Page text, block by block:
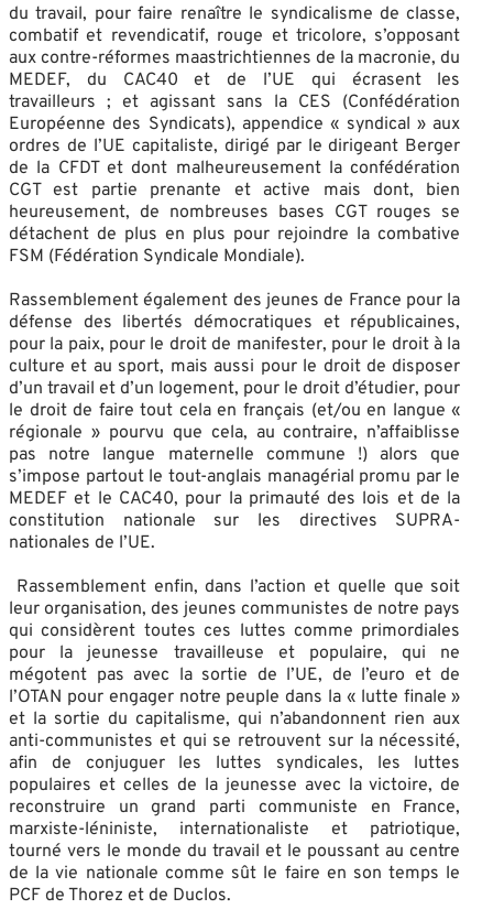
du travail, pour faire renaître le syndicalisme de classe,
combatif et revendicatif, rouge et tricolore, s’opposant
aux contre-réformes maastrichtiennes de la macronie, du
MEDEF, du CAC40 et de l’UE qui écrasent les
travailleurs ; et agissant sans la CES (Confédération
Européenne des Syndicats), appendice « syndical » aux
ordres de l’UE capitaliste, dirigé par le dirigeant Berger
de la CFDT et dont malheureusement la confédération
CGT est partie prenante et active mais dont, bien
heureusement, de nombreuses bases CGT rouges se
détachent de plus en plus pour rejoindre la combative
FSM (Fédération Syndicale Mondiale).
Rassemblement également des jeunes de France pour la
défense des libertés démocratiques et républicaines,
pour la paix, pour le droit de manifester, pour le droit à la
culture et au sport, mais aussi pour le droit de disposer
d’un travail et d’un logement, pour le droit d’étudier, pour
le droit de faire tout cela en français (et/ou en langue «
régionale » pourvu que cela, au contraire, n’affaiblisse
pas notre langue maternelle commune !) alors que
s’impose partout le tout-anglais managérial promu par le
MEDEF et le CAC40, pour la primauté des lois et de la
constitution nationale sur les directives SUPRA-
nationales de l’UE.
Rassemblement enfin, dans l’action et quelle que soit
leur organisation, des jeunes communistes de notre pays
qui considèrent toutes ces luttes comme primordiales
pour la jeunesse travailleuse et populaire, qui ne
mégotent pas avec la sortie de l’UE, de l’euro et de
l’OTAN pour engager notre peuple dans la « lutte finale »
et la sortie du capitalisme, qui n’abandonnent rien aux
anti-communistes et qui se retrouvent sur la nécessité,
afin de conjuguer les luttes syndicales, les luttes
populaires et celles de la jeunesse avec la victoire, de
reconstruire un grand parti communiste en France,
marxiste-léniniste, internationaliste et patriotique,
tourné vers le monde du travail et le poussant au centre
de la vie nationale comme sût le faire en son temps le
PCF de Thorez et de Duclos.